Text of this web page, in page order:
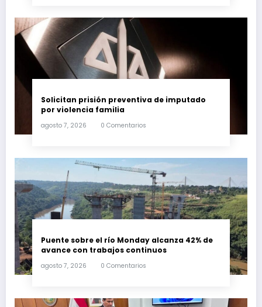
Solicitan prisión preventiva de imputado
por violencia familia
agosto 7, 2026 0 Comentarios
Puente sobre el río Monday alcanza 42% de
avance con trabajos continuos
agosto 7, 2026 0 Comentarios